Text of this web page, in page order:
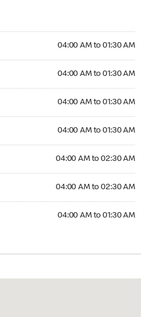
04:00 AM to 01:30 AM
04:00 AM to 01:30 AM
04:00 AM to 01:30 AM
04:00 AM to 01:30 AM
04:00 AM to 02:30 AM
04:00 AM to 02:30 AM
04:00 AM to 01:30 AM